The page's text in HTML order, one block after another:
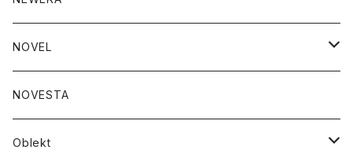
ジャケット
バッグ
グッズ
ウォレット
靴
トップス
ジャケット
ボトム
コート
ジャケット
アクセサリー
バッグ
ブレスレット
グッズ
靴
トップス
帽子
NOVEL
トップス
カットソー
ボトム
NOVESTA
Oblekt